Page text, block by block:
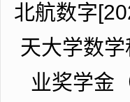
北航数字
天大学数
业奖学金